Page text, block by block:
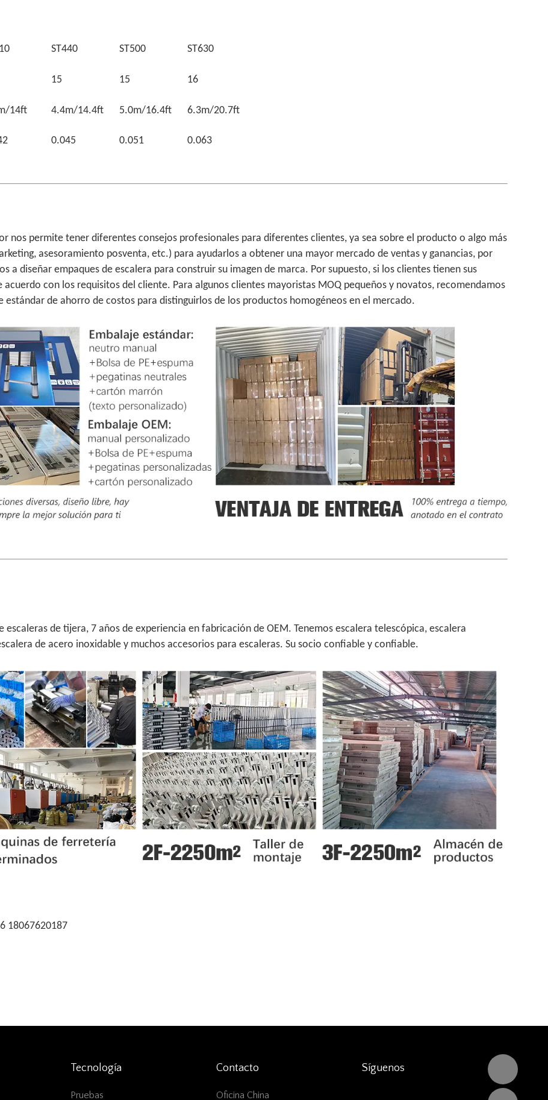
ST440 ST500 ST630
15 15 16
14ft 4.4m/14.4ft 5.0m/16.4ft 6.3m/20.7ft
0.045 0.051 0.063
nos permite tener diferentes consejos profesionales para diferentes clientes, ya sea sobre el producto o algo más
asesoramiento posventa, etc.) para ayudarlos a obtener una mayor mercado de ventas y ganancias, por
a diseñar empaques de escalera para construir su imagen de marca. Por supuesto, si los clientes tienen sus
con los requisitos del cliente. Para algunos clientes mayoristas MOQ pequeños y novatos, recomendamos
estándar de ahorro de costos para distinguirlos de los productos homogéneos en el mercado.
de tijera, 7 años de experiencia en fabricación de OEM. Tenemos escalera telescópica, escalera
de acero inoxidable y muchos accesorios para escaleras. Su socio confiable y confiable.
18067620187
Tecnología
Pruebas
Contacto
Oficina China
Síguenos